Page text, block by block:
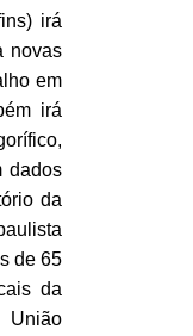
irá
novas
em
irá
dados
da
de 65
da
União